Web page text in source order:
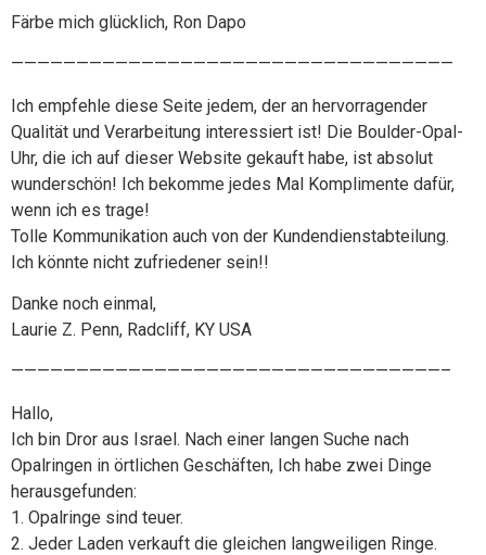
Färbe mich glücklich, Ron Dapo
——————————————————————————————————
Ich empfehle diese Seite jedem, der an hervorragender
Qualität und Verarbeitung interessiert ist! Die Boulder-Opal-
Uhr, die ich auf dieser Website gekauft habe, ist absolut
wunderschön! Ich bekomme jedes Mal Komplimente dafür,
wenn ich es trage!
Tolle Kommunikation auch von der Kundendienstabteilung.
Ich könnte nicht zufriedener sein!!
Danke noch einmal,
Laurie Z. Penn, Radcliff, KY USA
—————————————————————————————————–
Hallo,
Ich bin Dror aus Israel. Nach einer langen Suche nach
Opalringen in örtlichen Geschäften, Ich habe zwei Dinge
herausgefunden:
1. Opalringe sind teuer.
2. Jeder Laden verkauft die gleichen langweiligen Ringe.